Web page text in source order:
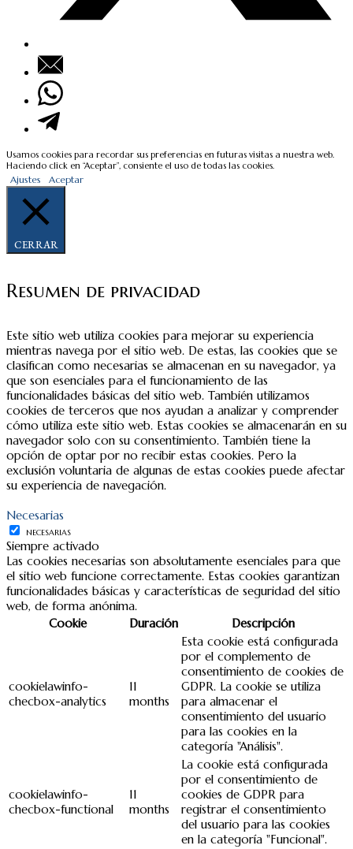
Usamos cookies para recordar sus preferencias en futuras visitas a nuestra web.
Haciendo click en “Aceptar”, consiente el uso de todas las cookies.
Ajustes Aceptar
CERRAR
Resumen de privacidad
Este sitio web utiliza cookies para mejorar su experiencia
mientras navega por el sitio web. De estas, las cookies que se
clasifican como necesarias se almacenan en su navegador, ya
que son esenciales para el funcionamiento de las
funcionalidades básicas del sitio web. También utilizamos
cookies de terceros que nos ayudan a analizar y comprender
cómo utiliza este sitio web. Estas cookies se almacenarán en su
navegador solo con su consentimiento. También tiene la
opción de optar por no recibir estas cookies. Pero la
exclusión voluntaria de algunas de estas cookies puede afectar
su experiencia de navegación.
Necesarias
NECESARIAS
Siempre activado
Las cookies necesarias son absolutamente esenciales para que
el sitio web funcione correctamente. Estas cookies garantizan
funcionalidades básicas y características de seguridad del sitio
web, de forma anónima.
Cookie
Duración Descripción
cookielawinfo-
checbox-analytics
11
months
Esta cookie está configurada
por el complemento de
consentimiento de cookies de
GDPR. La cookie se utiliza
para almacenar el
consentimiento del usuario
para las cookies en la
categoría "Análisis".
cookielawinfo-
checbox-functional
11
months
La cookie está configurada
por el consentimiento de
cookies de GDPR para
registrar el consentimiento
del usuario para las cookies
en la categoría "Funcional".